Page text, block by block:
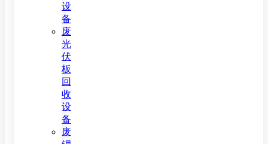
设
备
废
光
伏
板
回
收
设
备
废